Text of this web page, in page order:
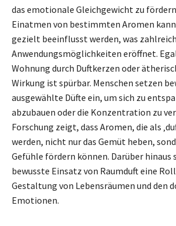
das emotionale Gleichgewicht zu
Einatmen von bestimmten Aromen
gezielt beeinflusst werden, was
Anwendungsmöglichkeiten eröffnet.
Wohnung durch Duftkerzen oder
Wirkung ist spürbar. Menschen setzen
ausgewählte Düfte ein, um sich zu
abzubauen oder die Konzentration zu
Forschung zeigt, dass Aromen, die als
werden, nicht nur das Gemüt heben,
Gefühle fördern können. Darüber hinaus
bewusste Einsatz von Raumduft eine
Gestaltung von Lebensräumen und den
Emotionen.